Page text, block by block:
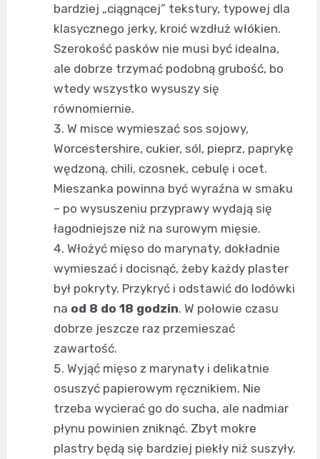
bardziej „ciągnącej” tekstury, typowej dla
klasycznego jerky, kroić wzdłuż włókien.
Szerokość pasków nie musi być idealna,
ale dobrze trzymać podobną grubość, bo
wtedy wszystko wysuszy się
równomiernie.
W misce wymieszać sos sojowy,
Worcestershire, cukier, sól, pieprz, paprykę
wędzoną, chili, czosnek, cebulę i ocet.
Mieszanka powinna być wyraźna w smaku
– po wysuszeniu przyprawy wydają się
łagodniejsze niż na surowym mięsie.
Włożyć mięso do marynaty, dokładnie
wymieszać i docisnąć, żeby każdy plaster
był pokryty. Przykryć i odstawić do lodówki
na od 8 do 18 godzin. W połowie czasu
dobrze jeszcze raz przemieszać
zawartość.
Wyjąć mięso z marynaty i delikatnie
osuszyć papierowym ręcznikiem. Nie
trzeba wycierać go do sucha, ale nadmiar
płynu powinien zniknąć. Zbyt mokre
plastry będą się bardziej piekły niż suszyły.